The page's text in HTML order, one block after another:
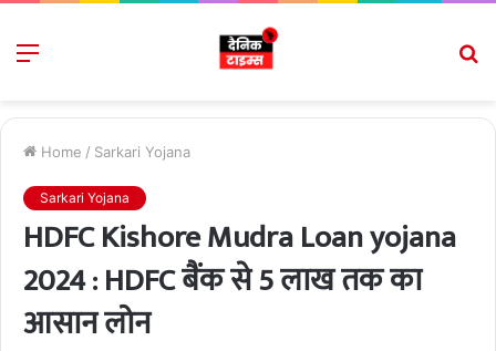
Menu
Home / Sarkari Yojana
Sarkari Yojana
HDFC Kishore Mudra Loan yojana
2024 : HDFC बैंक से 5 लाख तक का
आसान लोन